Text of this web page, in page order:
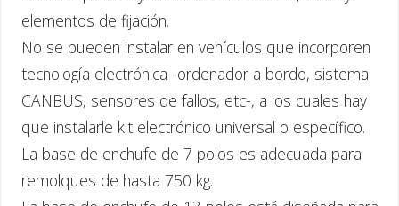
elementos de fijación.
No se pueden instalar en vehículos que incorporen
tecnología electrónica -ordenador a bordo, sistema
CANBUS, sensores de fallos, etc-, a los cuales hay
que instalarle kit electrónico universal o específico.
La base de enchufe de 7 polos es adecuada para
remolques de hasta 750 kg.